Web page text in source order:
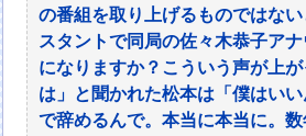
の番組を取り上げるものではな
スタントで同局の佐々木恭子ア
になりますか？こういう声が上
は」と聞かれた松本は「僕はい
で辞めるんで。本当に本当に。